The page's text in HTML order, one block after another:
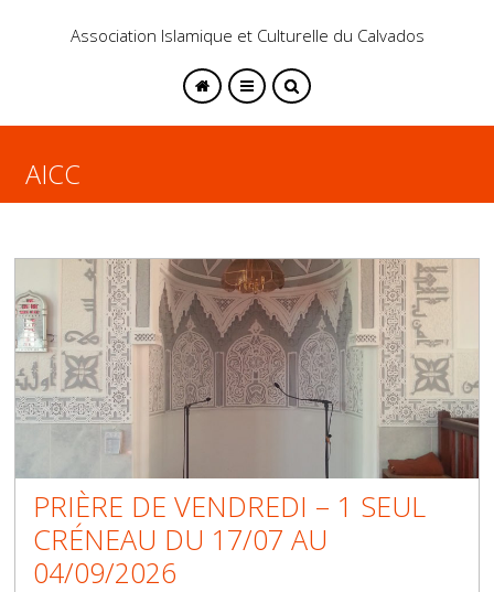
Association Islamique et Culturelle du Calvados
AICC
PRIÈRE DE VENDREDI – 1 SEUL
CRÉNEAU DU 17/07 AU
04/09/2026